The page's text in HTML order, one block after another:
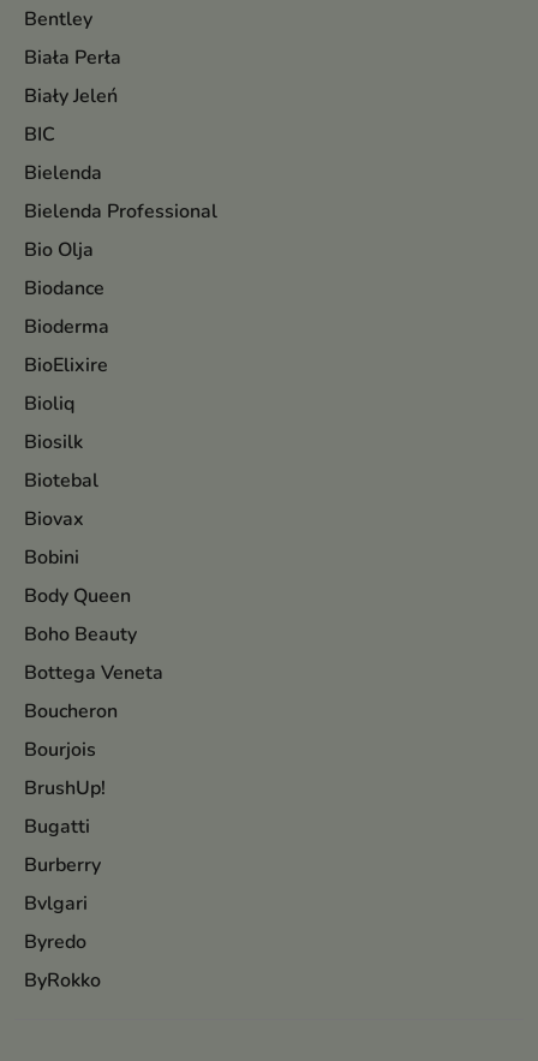
Bentley
Biała Perła
Biały Jeleń
BIC
Bielenda
Bielenda Professional
Bio Olja
Biodance
Bioderma
BioElixire
Bioliq
Biosilk
Biotebal
Biovax
Bobini
Body Queen
Boho Beauty
Bottega Veneta
Boucheron
Bourjois
BrushUp!
Bugatti
Burberry
Bvlgari
Byredo
ByRokko